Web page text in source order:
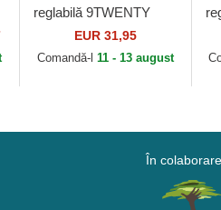
reglabilă 9TWENTY
Seersucker de New
York Yankees MLB de
EUR 31,95
Comandă-l 11 - 13 august
În